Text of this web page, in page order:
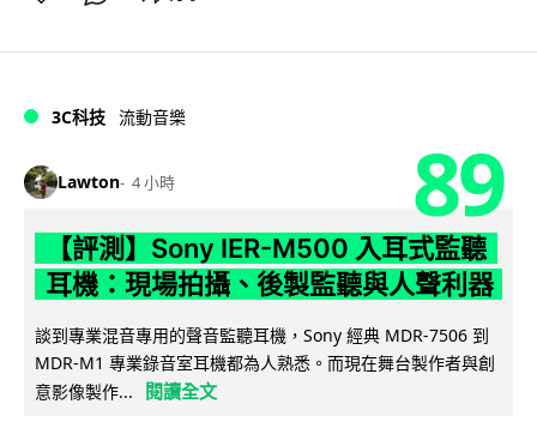
3C科技 流動音樂
Lawton 4 小時 89
【評測】Sony IER-M500 入耳式監聽
耳機：現場拍攝、後製監聽與人聲利器
談到專業混音專用的聲音監聽耳機，Sony 經典 MDR-7506 到
MDR-M1 專業錄音室耳機都為人熟悉。而現在舞台製作者與創
意影像製作...
閱讀全文